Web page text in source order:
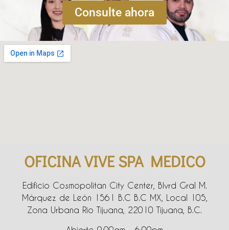
Consulte ahora
OFICINA VIVE SPA MEDICO
Edificio Cosmopolitan City Center, Blvrd Gral M.
Márquez de León 1561 B.C B.C MX, Local 105,
Zona Urbana Rio Tijuana, 22010 Tijuana, B.C.